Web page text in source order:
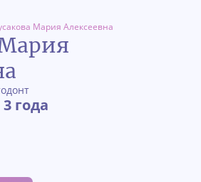
Мария Алексеевна
3 года